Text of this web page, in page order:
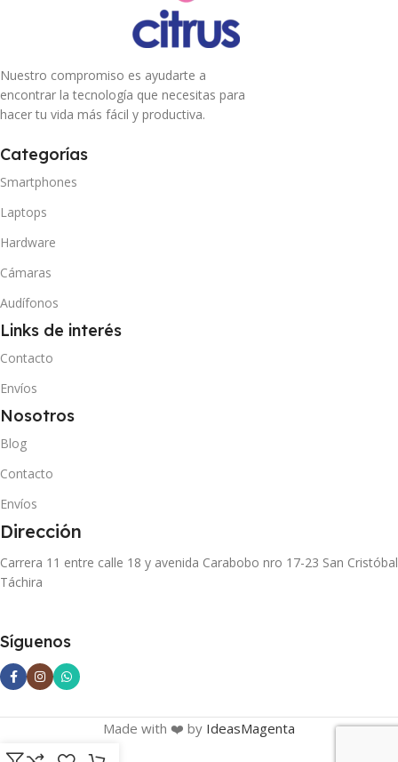
Nuestro compromiso es ayudarte a
encontrar la tecnología que necesitas para
hacer tu vida más fácil y productiva.
Categorías
Smartphones
Laptops
Hardware
Cámaras
Audífonos
Links de interés
Contacto
Envíos
Nosotros
Blog
Contacto
Envíos
Dirección
Carrera 11 entre calle 18 y avenida Carabobo nro 17-23 San Cristóbal
Táchira
Síguenos
Made with ❤️ by IdeasMagenta